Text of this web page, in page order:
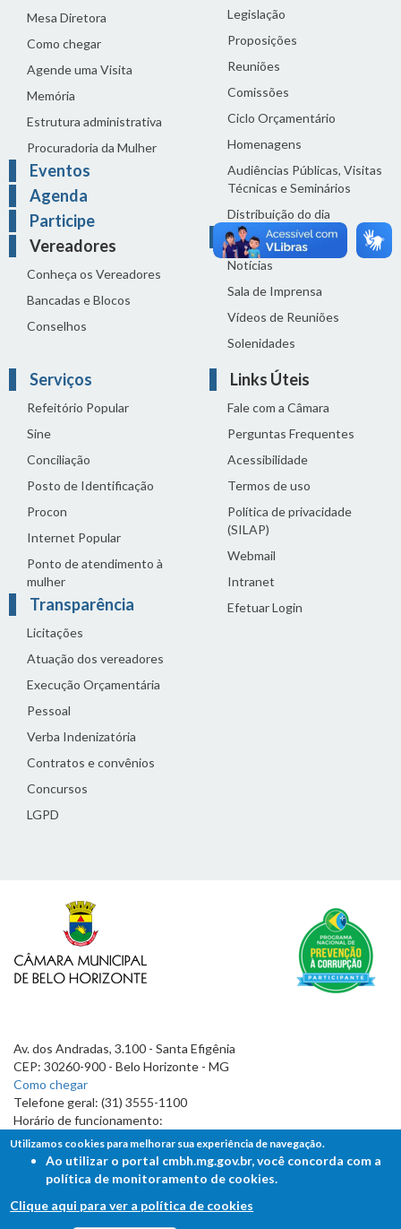
Mesa Diretora
Como chegar
Agende uma Visita
Memória
Estrutura administrativa
Procuradoria da Mulher
Eventos
Agenda
Participe
Vereadores
Conheça os Vereadores
Bancadas e Blocos
Conselhos
Legislação
Proposições
Reuniões
Comissões
Ciclo Orçamentário
Homenagens
Audiências Públicas, Visitas
Técnicas e Seminários
Distribuição do dia
Comunicação
Notícias
Sala de Imprensa
Vídeos de Reuniões
Solenidades
Serviços
Refeitório Popular
Sine
Conciliação
Posto de Identificação
Procon
Internet Popular
Ponto de atendimento à
mulher
Transparência
Licitações
Atuação dos vereadores
Execução Orçamentária
Pessoal
Verba Indenizatória
Contratos e convênios
Concursos
LGPD
Links Úteis
Fale com a Câmara
Perguntas Frequentes
Acessibilidade
Termos de uso
Política de privacidade
(SILAP)
Webmail
Intranet
Efetuar Login
Av. dos Andradas, 3.100 - Santa Efigênia
CEP: 30260-900 - Belo Horizonte - MG
Como chegar
Telefone geral: (31) 3555-1100
Horário de funcionamento:
7h às 19h
Utilizamos cookies para melhorar sua experiência de navegação.
Ao utilizar o portal cmbh.mg.gov.br, você concorda com a
política de monitoramento de cookies.
Clique aqui para ver a política de cookies